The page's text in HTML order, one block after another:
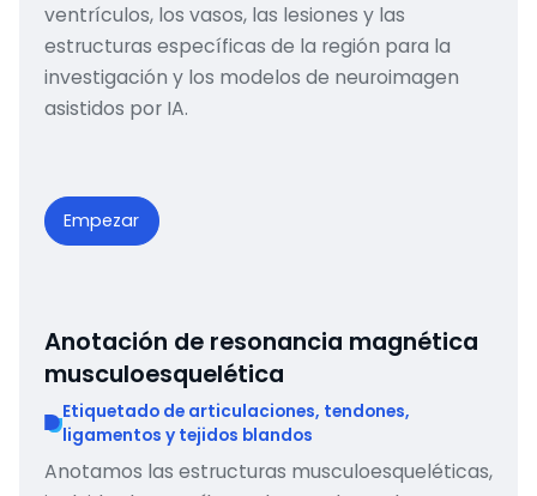
ventrículos, los vasos, las lesiones y las
estructuras específicas de la región para la
investigación y los modelos de neuroimagen
asistidos por IA.
Empezar
Anotación de resonancia magnética
musculoesquelética
Etiquetado de articulaciones, tendones,
ligamentos y tejidos blandos
Anotamos las estructuras musculoesqueléticas,